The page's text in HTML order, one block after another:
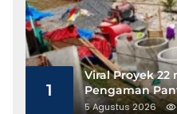
1
Viral Proyek 22
Pengaman
Gunakan Besi
5 Agustus 2026